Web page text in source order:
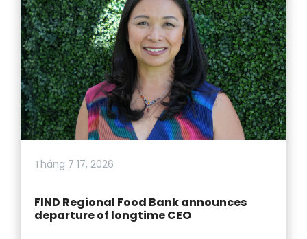
Tháng 7 17, 2026
FIND Regional Food Bank announces
departure of longtime CEO